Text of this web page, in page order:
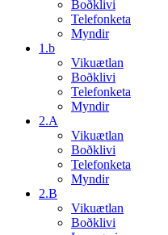
Boðklivi
Telefonketa
Myndir
1.b
Vikuætlan
Boðklivi
Telefonketa
Myndir
2.A
Vikuætlan
Boðklivi
Telefonketa
Myndir
2.B
Vikuætlan
Boðklivi